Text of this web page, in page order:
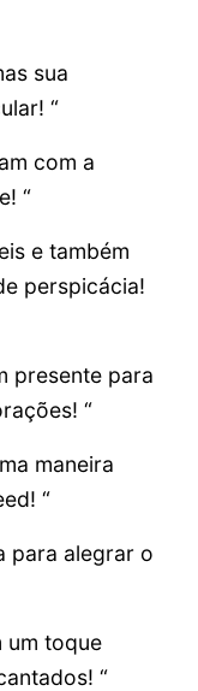
sua
“
com a
“
e também
perspicácia!
presente para
“
maneira
“
para alegrar o
um toque
“